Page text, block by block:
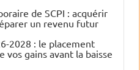
de SCPI : acquérir
un revenu futur
2028 : le placement
vos gains avant la baisse